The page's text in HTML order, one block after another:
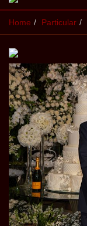
Home Particular